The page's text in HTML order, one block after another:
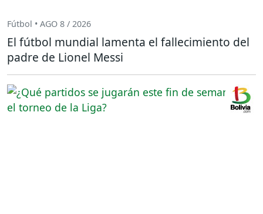
Fútbol • AGO 8 / 2026
El fútbol mundial lamenta el fallecimiento del
padre de Lionel Messi